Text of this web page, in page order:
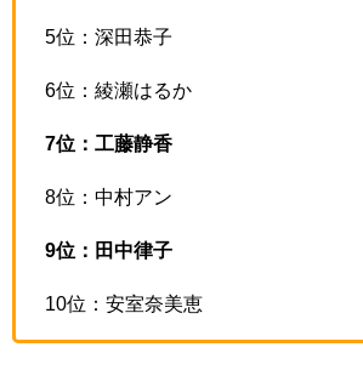
5位：深田恭子
6位：綾瀬はるか
7位：工藤静香
8位：中村アン
9位：田中律子
10位：安室奈美恵